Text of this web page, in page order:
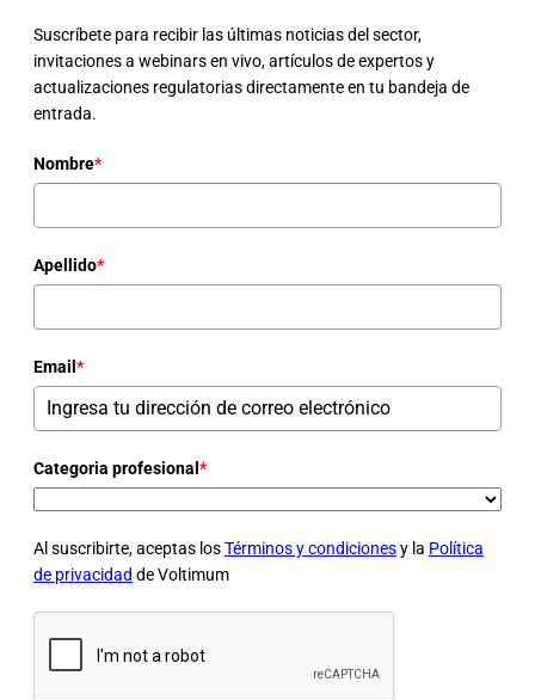
Suscríbete para recibir las últimas noticias del sector,
invitaciones a webinars en vivo, artículos de expertos y
actualizaciones regulatorias directamente en tu bandeja de
entrada.
Nombre*
Apellido*
Email *
Categoria profesional *
Al suscribirte, aceptas losTérminos y condicionesy la Política
de privacidad de Voltimum